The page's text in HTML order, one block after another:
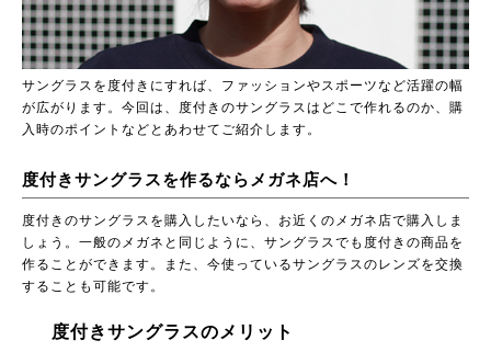
サングラスを度付きにすれば、ファッションやスポーツなど活躍の幅
が広がります。今回は、度付きのサングラスはどこで作れるのか、購
入時のポイントなどとあわせてご紹介します。
度付きサングラスを作るならメガネ店へ！
度付きのサングラスを購入したいなら、お近くのメガネ店で購入しま
しょう。一般のメガネと同じように、サングラスでも度付きの商品を
作ることができます。また、今使っているサングラスのレンズを交換
することも可能です。
度付きサングラスのメリット